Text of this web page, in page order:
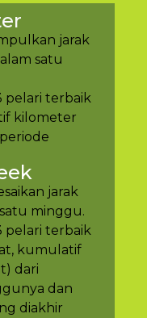
jarak
satu
pelari terbaik
kilometer
jarak
minggu.
pelari terbaik
kumulatif
dari
dan
diakhir